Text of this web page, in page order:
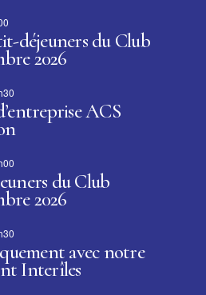
déjeuners du Club
2026
ACS
du Club
2026
avec notre
Interîles